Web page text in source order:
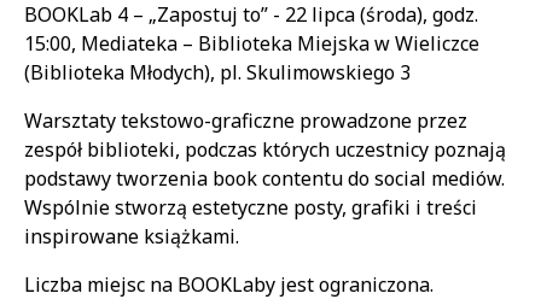
BOOKLab 4 – „Zapostuj to” - 22 lipca (środa), godz.
15:00, Mediateka – Biblioteka Miejska w Wieliczce
(Biblioteka Młodych), pl. Skulimowskiego 3
Warsztaty tekstowo-graficzne prowadzone przez
zespół biblioteki, podczas których uczestnicy poznają
podstawy tworzenia book contentu do social mediów.
Wspólnie stworzą estetyczne posty, grafiki i treści
inspirowane książkami.
Liczba miejsc na BOOKLaby jest ograniczona.